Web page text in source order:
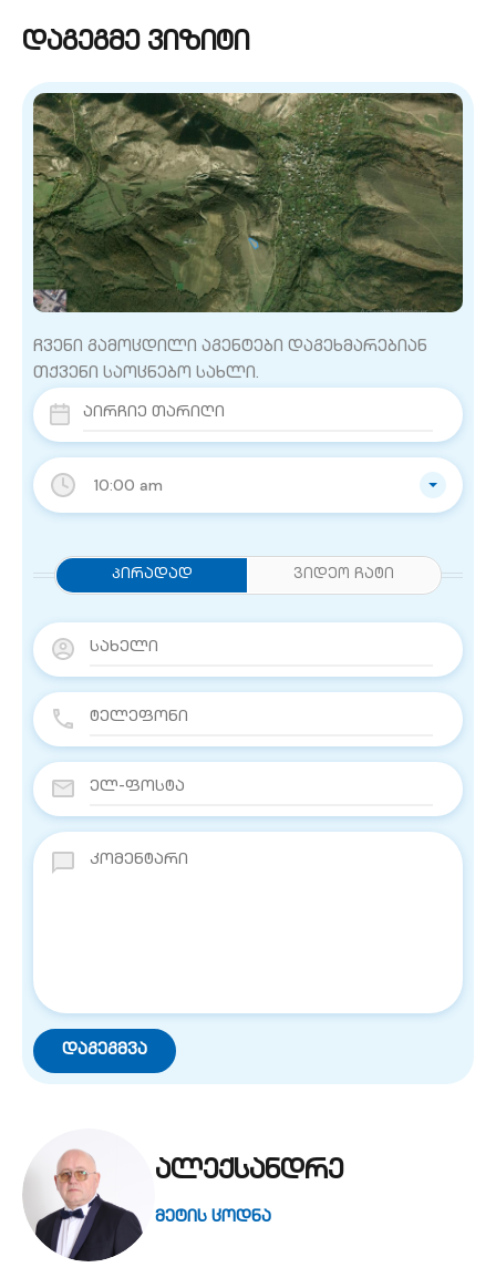
დაგეგმე ვიზიტი
10:00 am
Პირადად ვიდეო ჩატი
ჩვენი გამოცდილი აგენტები დაგეხმარებიან
თქვენი საოცნებო სახლი.
ალექსანდრე
მეტის ცოდნა